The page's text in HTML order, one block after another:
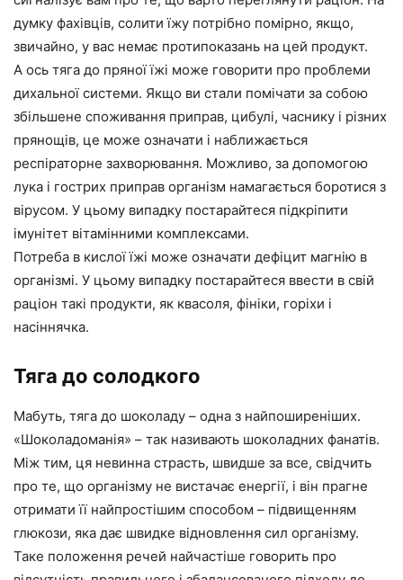
думку фахівців, солити їжу потрібно помірно, якщо,
звичайно, у вас немає протипоказань на цей продукт.
А ось тяга до пряної їжі може говорити про проблеми
дихальної системи. Якщо ви стали помічати за собою
збільшене споживання приправ, цибулі, часнику і різних
прянощів, це може означати і наближається
респіраторне захворювання. Можливо, за допомогою
лука і гострих приправ організм намагається боротися з
вірусом. У цьому випадку постарайтеся підкріпити
імунітет вітамінними комплексами.
Потреба в кислої їжі може означати дефіцит магнію в
організмі. У цьому випадку постарайтеся ввести в свій
раціон такі продукти, як квасоля, фініки, горіхи і
насіннячка.
Тяга до солодкого
Мабуть, тяга до шоколаду – одна з найпоширеніших.
«Шоколадоманія» – так називають шоколадних фанатів.
Між тим, ця невинна страсть, швидше за все, свідчить
про те, що організму не вистачає енергії, і він прагне
отримати її найпростішим способом – підвищенням
глюкози, яка дає швидке відновлення сил організму.
Таке положення речей найчастіше говорить про